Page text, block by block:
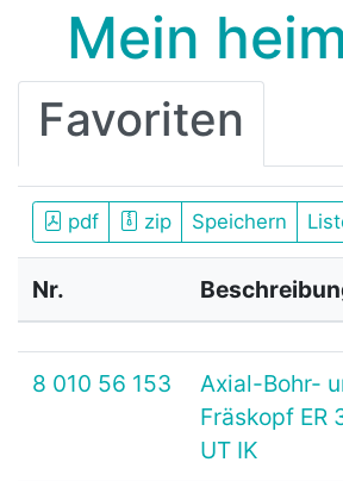
Mein
Favoriten
pdf zip Speichern
Nr.
8 010 56 153
Axial-Bohr-
Fräskopf ER
UT IK